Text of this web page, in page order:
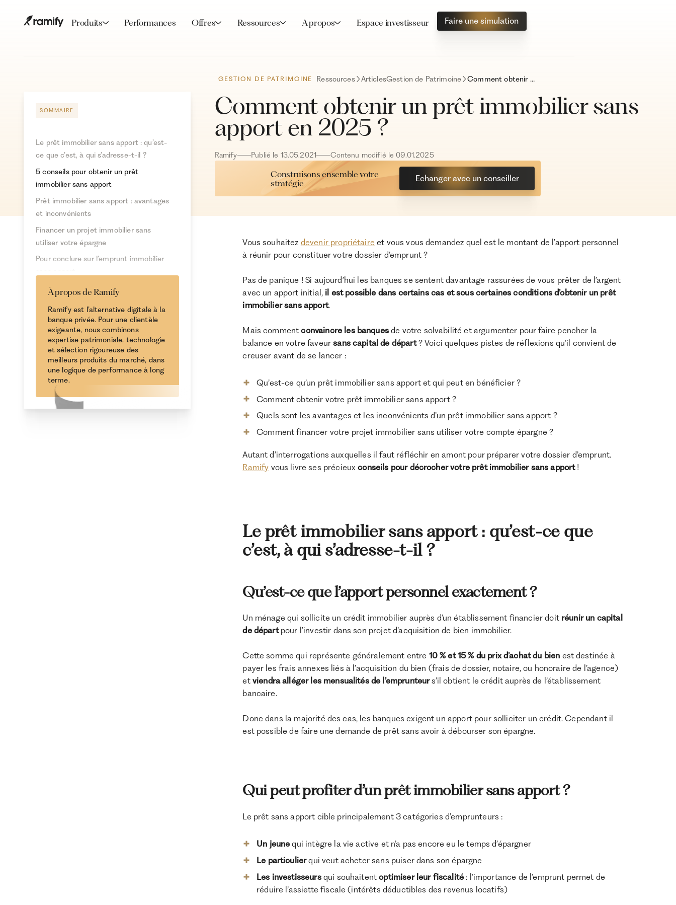
Produits Performances Offres Ressources A propos Espace investisseur Faire une simulation
GESTION DE PATRIMOINE Ressources ArticlesGestion de Patrimoine Comment obtenir un prêt immobilier sans apport en 2025 ?
Comment obtenir un prêt immobilier sans
apport en 2025 ?
Ramify Publié le 13.05.2021 Contenu modifié le09.01.2025
Construisons ensemble votre
stratégie
Echanger avec un conseiller
SOMMAIRE
Le prêt immobilier sans apport : qu’est-
ce que c’est, à qui s’adresse-t-il ?
5 conseils pour obtenir un prêt
immobilier sans apport
Prêt immobilier sans apport : avantages
et inconvénients
Financer un projet immobilier sans
utiliser votre épargne
Pour conclure sur l’emprunt immobilier
À propos de Ramify
Ramify est l’alternative digitale à la
banque privée. Pour une clientèle
exigeante, nous combinons
expertise patrimoniale, technologie
et sélection rigoureuse des
meilleurs produits du marché, dans
une logique de performance à long
terme.
Vous souhaitez devenir propriétaire et vous vous demandez quel est le montant de l’apport personnel
à réunir pour constituer votre dossier d’emprunt ?
Pas de panique ! Si aujourd’hui les banques se sentent davantage rassurées de vous prêter de l’argent
avec un apport initial, il est possible dans certains cas et sous certaines conditions d’obtenir un prêt
immobilier sans apport.
Mais commentconvaincre les banquesde votre solvabilité et argumenter pour faire pencher la
balance en votre faveursans capital de départ? Voici quelques pistes de réflexions qu’il convient de
creuser avant de se lancer :
Qu’est-ce qu’un prêt immobilier sans apport et qui peut en bénéficier ?
Comment obtenir votre prêt immobilier sans apport ?
Quels sont les avantages et les inconvénients d’un prêt immobilier sans apport ?
Comment financer votre projet immobilier sans utiliser votre compte épargne ?
Autant d’interrogations auxquelles il faut réfléchir en amont pour préparer votre dossier d’emprunt.
Ramify vous livre ses précieuxconseils pour décrocher votre prêt immobilier sans apport!
Le prêt immobilier sans apport : qu’est-ce que
c’est, à qui s’adresse-t-il ?
Qu’est-ce que l’apport personnel exactement ?
Un ménage qui sollicite un crédit immobilier auprès d’un établissement financier doit réunir un capital
de départpour l’investir dans son projet d’acquisition de bien immobilier.
Cette somme qui représente généralement entre 10 % et 15 % du prix d’achat du bien est destinée à
payer les frais annexes liés à l’acquisition du bien (frais de dossier, notaire, ou honoraire de l’agence)
et viendra alléger les mensualités de l’emprunteurs’il obtient le crédit auprès de l’établissement
bancaire.
Donc dans la majorité des cas, les banques exigent un apport pour solliciter un crédit. Cependant il
est possible de faire une demande de prêt sans avoir à débourser son épargne.
Qui peut profiter d’un prêt immobilier sans apport ?
Le prêt sans apport cible principalement 3 catégories d’emprunteurs :
Un jeunequi intègre la vie active et n’a pas encore eu le temps d’épargner
Le particulierqui veut acheter sans puiser dans son épargne
Les investisseursqui souhaitentoptimiser leur fiscalité : l’importance de l’emprunt permet de
réduire l’assiette fiscale (intérêts déductibles des revenus locatifs)